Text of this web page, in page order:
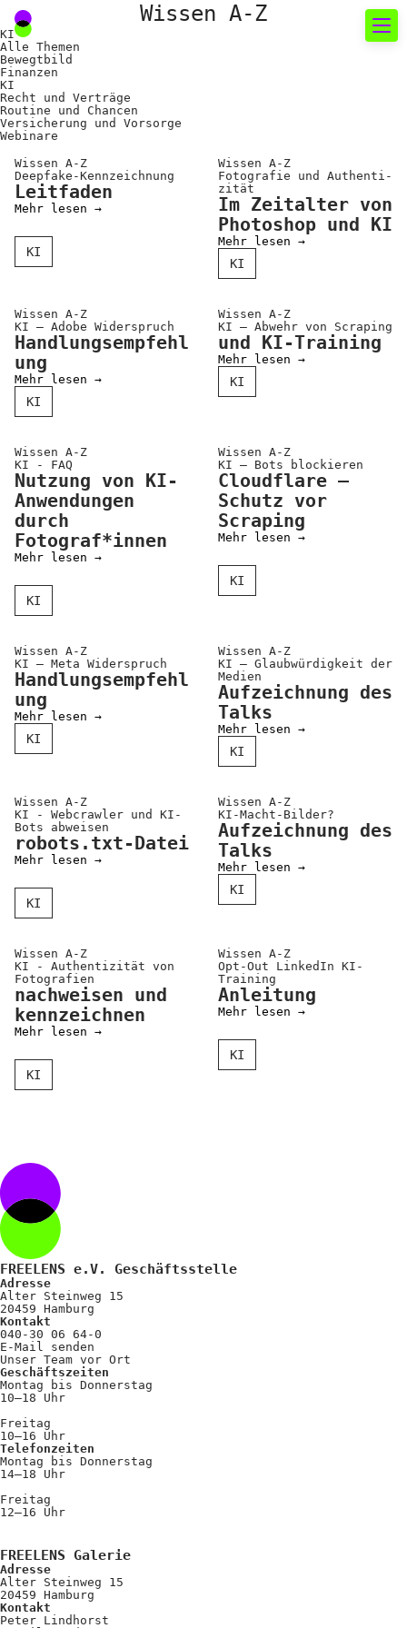
Neues rund um die
Fotografie
News
FREELENS Galerie
Fakten für Politik und
Öffentlichkeit
Positionen
Verband
Fotograf*innen
Regionalgruppen
Projekte und Publikationen
Foundation
Services für
Fotograf*innen
Mitglied werden
Presseausweis
Kooperationen
Wissen A-Z
Wissen A-Z
KI
Alle Themen
Bewegtbild
Finanzen
KI
Recht und Verträge
Routine und Chancen
Versicherung und Vorsorge
Webinare
Wissen A-Z
Deepfake-Kennzeichnung
Leitfaden
Mehr lesen →
KI
Wissen A-Z
Fotografie und Authenti­
zität
Im Zeitalter von
Photoshop und KI
Mehr lesen →
KI
Wissen A-Z
KI – Adobe Wider­spruch
Handlungsempfehl
ung
Mehr lesen →
KI
Wissen A-Z
KI – Abwehr von Scraping
und KI-Training
Mehr lesen →
KI
Wissen A-Z
KI - FAQ
Nutzung von KI-
Anwendungen
durch
Fotograf*innen
Mehr lesen →
KI
Wissen A-Z
KI – Bots blockieren
Cloudflare –
Schutz vor
Scraping
Mehr lesen →
KI
Wissen A-Z
KI – Meta Wider­spruch
Handlungsempfehl
ung
Mehr lesen →
KI
Wissen A-Z
KI – Glaub­würdig­keit der
Medien
Aufzeichnung des
Talks
Mehr lesen →
KI
Wissen A-Z
KI - Webcrawler und KI-
Bots abweisen
robots.txt-Datei
Mehr lesen →
KI
Wissen A-Z
KI-Macht-Bilder?
Aufzeichnung des
Talks
Mehr lesen →
KI
Wissen A-Z
KI - Authentizität von
Fotografien
nachweisen und
kennzeichnen
Mehr lesen →
KI
Wissen A-Z
Opt-Out LinkedIn KI-
Training
Anleitung
Mehr lesen →
KI
FREELENS e.V. Geschäftsstelle
Adresse
Alter Steinweg 15
20459 Hamburg
Kontakt
040-30 06 64-0
E-Mail senden
Unser Team vor Ort
Geschäftszeiten
Montag bis Donnerstag
10–18 Uhr
Freitag
10–16 Uhr
Telefonzeiten
Montag bis Donnerstag
14–18 Uhr
Freitag
12–16 Uhr
FREELENS Galerie
Adresse
Alter Steinweg 15
20459 Hamburg
Kontakt
Peter Lindhorst